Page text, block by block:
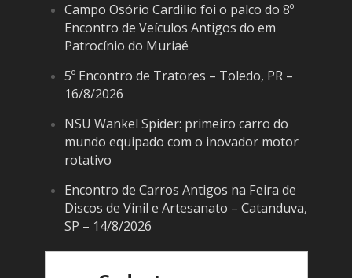
Campo Osório Cardilio foi o palco do 8º
Encontro de Veículos Antigos do em
Patrocínio do Muriaé
5º Encontro de Tratores – Toledo, PR –
16/8/2026
NSU Wankel Spider: primeiro carro do
mundo equipado com o inovador motor
rotativo
Encontro de Carros Antigos na Feira de
Discos de Vinil e Artesanato – Catanduva,
SP – 14/8/2026